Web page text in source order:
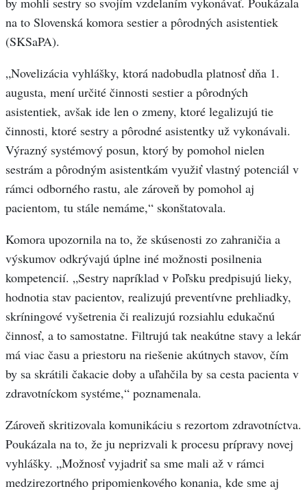
na to Slovenská komora sestier a pôrodných asistentiek
(SKSaPA).
„Novelizácia vyhlášky, ktorá nadobudla platnosť dňa 1.
augusta, mení určité činnosti sestier a pôrodných
asistentiek, avšak ide len o zmeny, ktoré legalizujú tie
činnosti, ktoré sestry a pôrodné asistentky už vykonávali.
Výrazný systémový posun, ktorý by pomohol nielen
sestrám a pôrodným asistentkám využiť vlastný potenciál v
rámci odborného rastu, ale zároveň by pomohol aj
pacientom, tu stále nemáme,“ skonštatovala.
Komora upozornila na to, že skúsenosti zo zahraničia a
výskumov odkrývajú úplne iné možnosti posilnenia
kompetencií. „Sestry napríklad v Poľsku predpisujú lieky,
hodnotia stav pacientov, realizujú preventívne prehliadky,
skríningové vyšetrenia či realizujú rozsiahlu edukačnú
činnosť, a to samostatne. Filtrujú tak neakútne stavy a lekár
má viac času a priestoru na riešenie akútnych stavov, čím
by sa skrátili čakacie doby a uľahčila by sa cesta pacienta v
zdravotníckom systéme,“ poznamenala.
Zároveň skritizovala komunikáciu s rezortom zdravotníctva.
Poukázala na to, že ju neprizvali k procesu prípravy novej
vyhlášky. „Možnosť vyjadriť sa sme mali až v rámci
medzirezortného pripomienkového konania, kde sme aj